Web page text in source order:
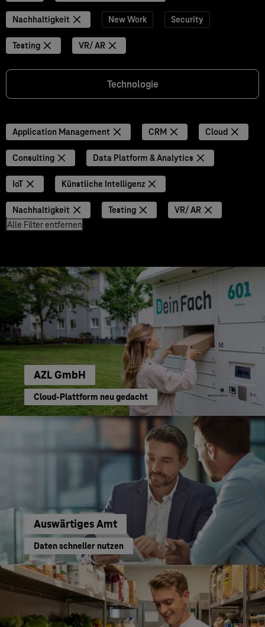
Nachhaltigkeit New Work Security
Testing VR/ AR
Technologie
Application Management CRM Cloud
Consulting Data Platform & Analytics
IoT Künstliche Intelligenz
Nachhaltigkeit Testing
VR/ AR
Alle Filter entfernen
AZL GmbH
Cloud-Plattform neu gedacht
Auswärtiges Amt
Daten schneller nutzen